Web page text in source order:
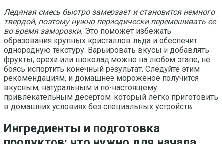
Ледяная смесь быстро замерзает и становится немного
твердой, поэтому нужно периодически перемешивать ее
во время заморозки. Это поможет избежать
образования крупных кристаллов льда и обеспечит
однородную текстуру. Варьировать вкусы и добавлять
фрукты, орехи или шоколад можно на любом этапе, не
боясь испортить конечный результат. Следуйте этим
рекомендациям, и домашнее мороженое получится
вкусным, натуральным и по-настоящему
привлекательным десертом, который легко приготовить
в домашних условиях без специальных устройств.
Ингредиенты и подготовка